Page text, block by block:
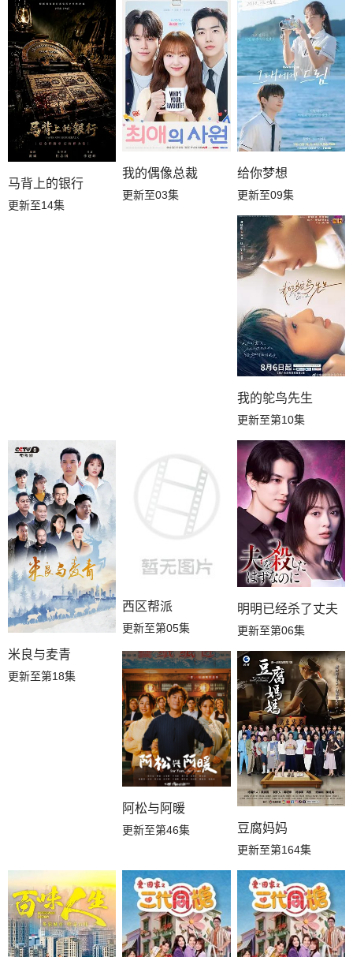
第03集 第02集 第01集
马背上的银行
更新至14集
我的偶像总裁
更新至03集
给你梦想
更新至09集
我的鸵鸟先生
更新至第10集
米良与麦青
更新至第18集
西区帮派
更新至第05集
明明已经杀了丈夫
更新至第06集
阿松与阿暖
更新至第46集 豆腐妈妈
更新至第164集